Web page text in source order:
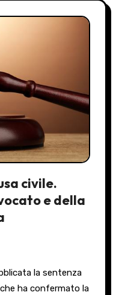
civile.
e della
che ha confermato la